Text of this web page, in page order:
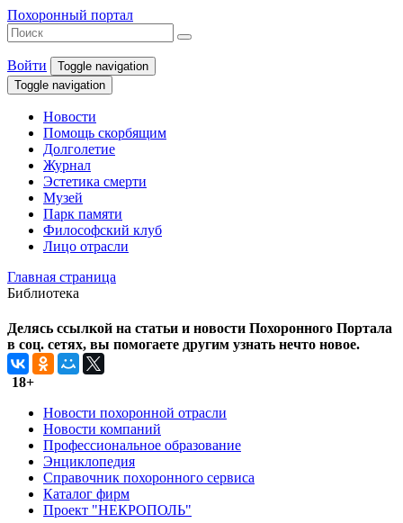
Похоронный портал
Войти
Toggle navigation
Toggle navigation
Новости
Помощь скорбящим
Долголетие
Журнал
Эстетика смерти
Музей
Парк памяти
Философский клуб
Лицо отрасли
Главная страница
Библиотека
Делясь ссылкой на статьи и новости Похоронного Портала
в соц. сетях, вы помогаете другим узнать нечто новое.
18+
Новости похоронной отрасли
Новости компаний
Профессиональное образование
Энциклопедия
Справочник похоронного сервиса
Каталог фирм
Проект "НЕКРОПОЛЬ"